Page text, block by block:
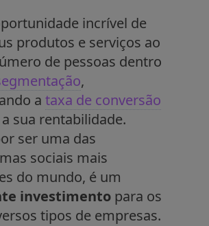
incrível de
produtos e serviços ao
de pessoas dentro
,
a taxa de conversão
sua rentabilidade.
ser uma das
sociais mais
do mundo, é um
investimento para os
tipos de empresas.